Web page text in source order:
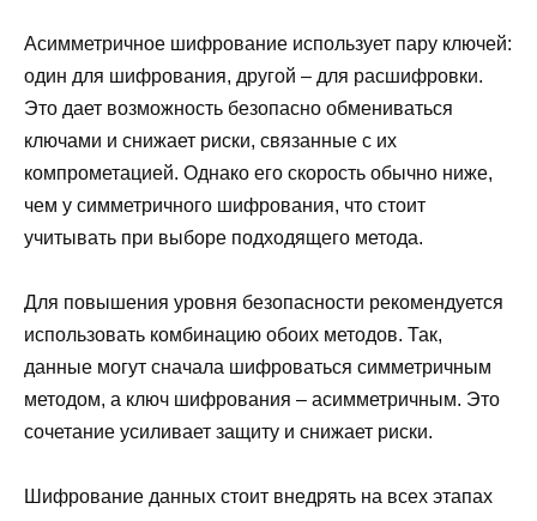
Асимметричное шифрование использует пару ключей:
один для шифрования, другой – для расшифровки.
Это дает возможность безопасно обмениваться
ключами и снижает риски, связанные с их
компрометацией. Однако его скорость обычно ниже,
чем у симметричного шифрования, что стоит
учитывать при выборе подходящего метода.
Для повышения уровня безопасности рекомендуется
использовать комбинацию обоих методов. Так,
данные могут сначала шифроваться симметричным
методом, а ключ шифрования – асимметричным. Это
сочетание усиливает защиту и снижает риски.
Шифрование данных стоит внедрять на всех этапах